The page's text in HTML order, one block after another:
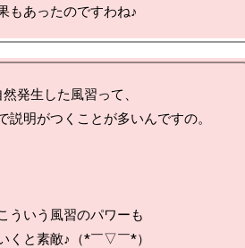
発生した風習って、
説明がつくことが多いんですの。
ういう風習のパワーも
くと素敵♪（*￣▽￣*）